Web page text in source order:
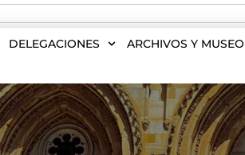
DELEGACIONES ARCHIVOS Y